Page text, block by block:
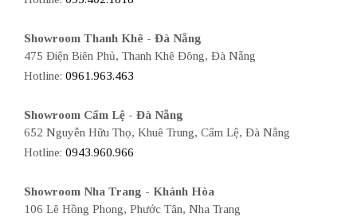
Showroom Thanh Khê - Đà Nẵng
475 Điện Biên Phủ, Thanh Khê Đông, Đà Nẵng
Hotline: 0961.963.463
Showroom Cẩm Lệ - Đà Nẵng
652 Nguyễn Hữu Thọ, Khuê Trung, Cẩm Lệ, Đà Nẵng
Hotline: 0943.960.966
Showroom Nha Trang - Khánh Hòa
106 Lê Hồng Phong, Phước Tân, Nha Trang